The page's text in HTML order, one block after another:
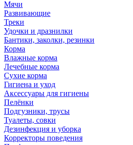
Мячи
Развивающие
Треки
Удочки и дразнилки
Бантики, заколки, резинки
Корма
Влажные корма
Лечебные корма
Сухие корма
Гигиена и уход
Аксессуары для гигиены
Пелёнки
Подгузники, трусы
Туалеты, совки
Дезинфекция и уборка
Корректоры поведения